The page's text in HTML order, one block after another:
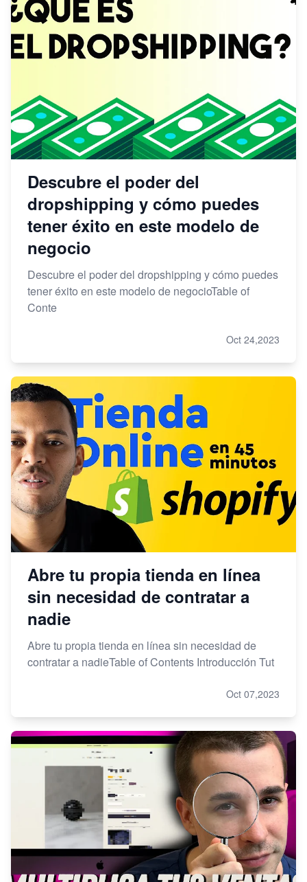
Descubre el poder del
dropshipping y cómo puedes
tener éxito en este modelo de
negocio
Descubre el poder del dropshipping y cómo puedes
tener éxito en este modelo de negocioTable of
Conte
Oct 24,2023
Abre tu propia tienda en línea
sin necesidad de contratar a
nadie
Abre tu propia tienda en línea sin necesidad de
contratar a nadieTable of Contents Introducción Tut
Oct 07,2023